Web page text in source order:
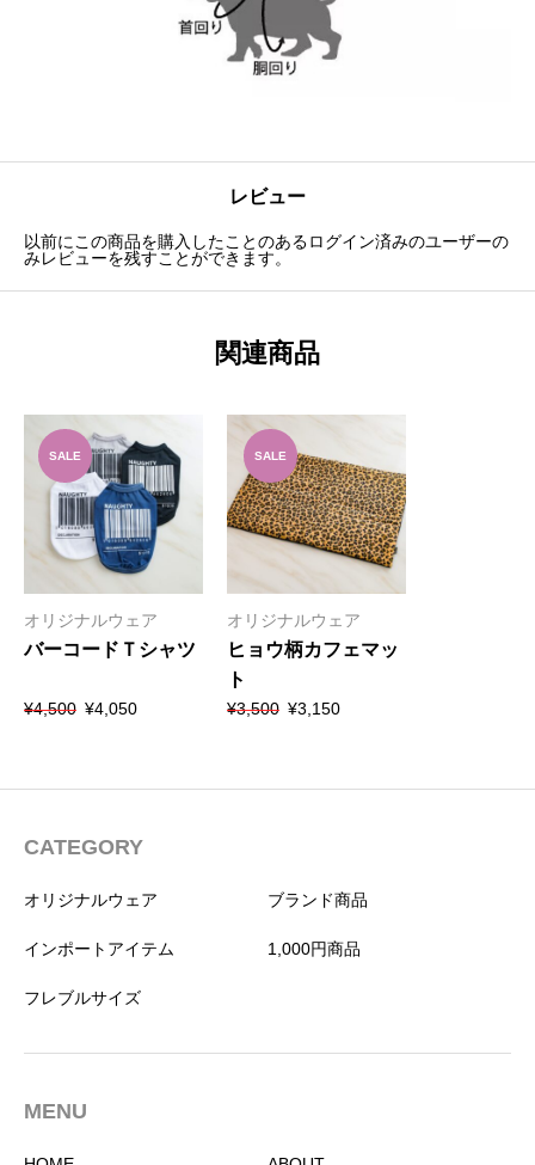
レビュー
以前にこの商品を購入したことのあるログイン済みのユーザーの
みレビューを残すことができます。
関連商品
オリジナルウェア
バーコードＴシャツ
¥4,500
元
で
た。
¥4,050
現
¥4,050
す。
SALE
オリジナルウェア
ヒョウ柄カフェマッ
ト
¥3,500
元
¥3,150
現
SALE
CATEGORY
オリジナルウェア ブランド商品
インポートアイテム 1,000円商品
フレブルサイズ
MENU